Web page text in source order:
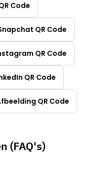
Code
QR Code
QR Code
QR Code
QR Code
(FAQ's)